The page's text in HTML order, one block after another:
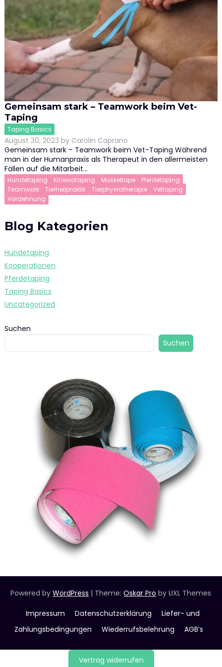
Gemeinsam stark – Teamwork beim Vet-
Taping
Taping Basics
August 30, 2023 by Carolin Caprano
Gemeinsam stark – Teamwork beim Vet-Taping Während
man in der Humanpraxis als Therapeut in den allermeisten
Fällen auf die Mitarbeit…
Hundetaping Kinesiotaping Muskeltape
Pferdetaping
Teamwork
Tierheilpraktik Tierphysiotherapie
Vettaping
Vordehnung
Blog Kategorien
Hundetaping
Kooperationen
Pferdetaping
Taping Basics
Uncategorized
Suchen
Suchen
Powered byWordPress | Theme:Oskar Pro by UXL Themes
Impressum Datenschutzerklärung
Liefer- und
Zahlungsbedingungen
Wiederrufsbelehrung AGB’s
Vertrag widerrufen